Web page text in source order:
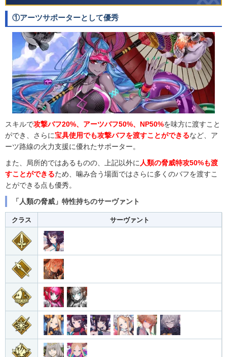
①アーツサポーターとして優秀
スキルで攻撃バフ20%、アーツバフ50%、NP50%を味方に渡すこと
ができ、さらに宝具使用でも攻撃バフを渡すことができるなど、ア
ーツ路線の火力支援に優れたサポーター。
また、局所的ではあるものの、上記以外に 人類の脅威特攻50%も渡
すことができるため、噛み合う場面ではさらに多くのバフを渡すこ
とができる点も優秀。
「人類の脅威」特性持ちのサーヴァント
クラス サーヴァント